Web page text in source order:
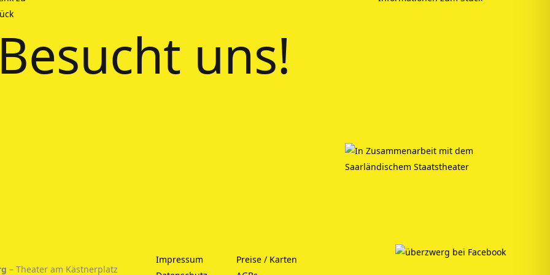
Besucht uns!
– Theater am Kästnerplatz
Impressum
Preise / Karten